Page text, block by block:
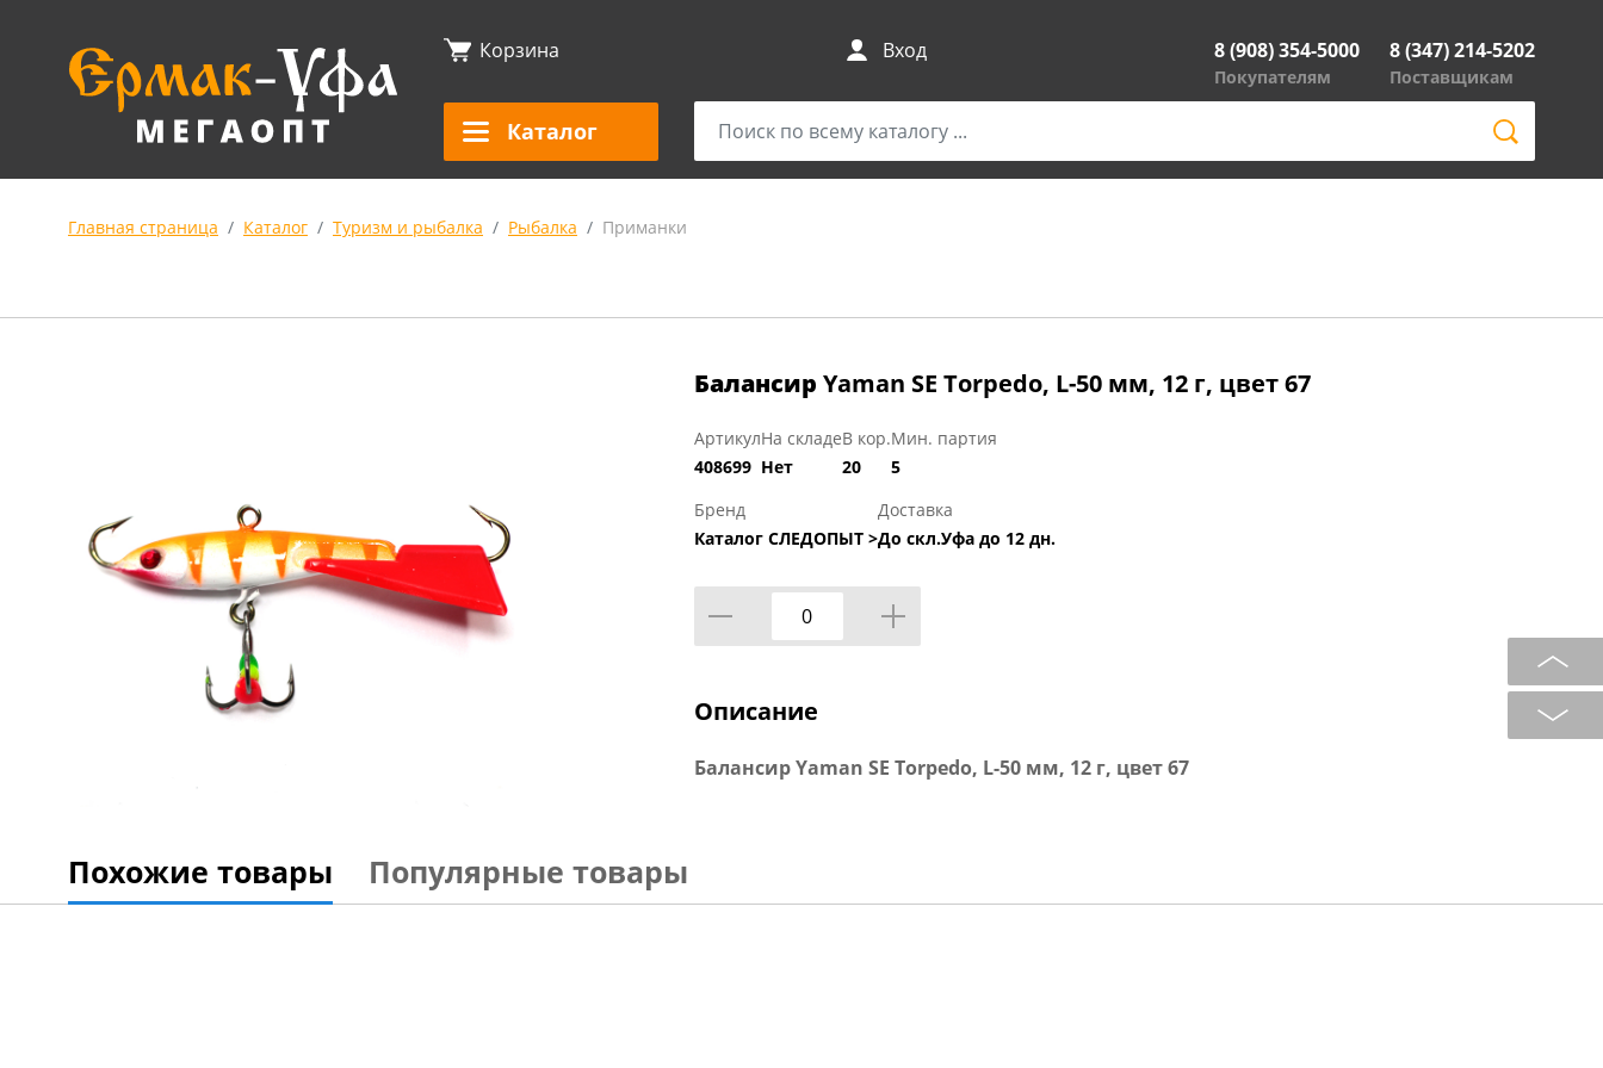
Корзина Вход 8 (908) 354-5000
Покупателям
8 (347) 214-5202
Поставщикам
Каталог
Главная страница Каталог Туризм и рыбалка Рыбалка Приманки
Балансир Yaman SE Torpedo, L-50 мм, 12 г, цвет 67
Артикул
408699
На складе
Нет
В кор.
20
Мин. партия
5
Бренд
Каталог СЛЕДОПЫТ >
Доставка
До скл.Уфа до 12 дн.
Описание
Балансир Yaman SE Torpedo, L-50 мм, 12 г, цвет 67
Похожие товары Популярные товары